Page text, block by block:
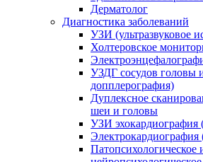
Дерматолог
Диагностика заболеваний
УЗИ (ультразвуковое
Холтеровское
УЗДГ сосудов головы
допплерография)
Дуплексное
шеи и головы
УЗИ
Патопсихологическое